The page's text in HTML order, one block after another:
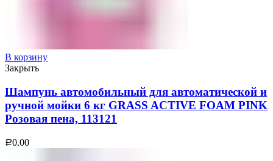
В корзину
Закрыть
Шампунь автомобильный для автоматической и
ручной мойки 6 кг GRASS ACTIVE FOAM PINK
Розовая пена, 113121
Р0.00